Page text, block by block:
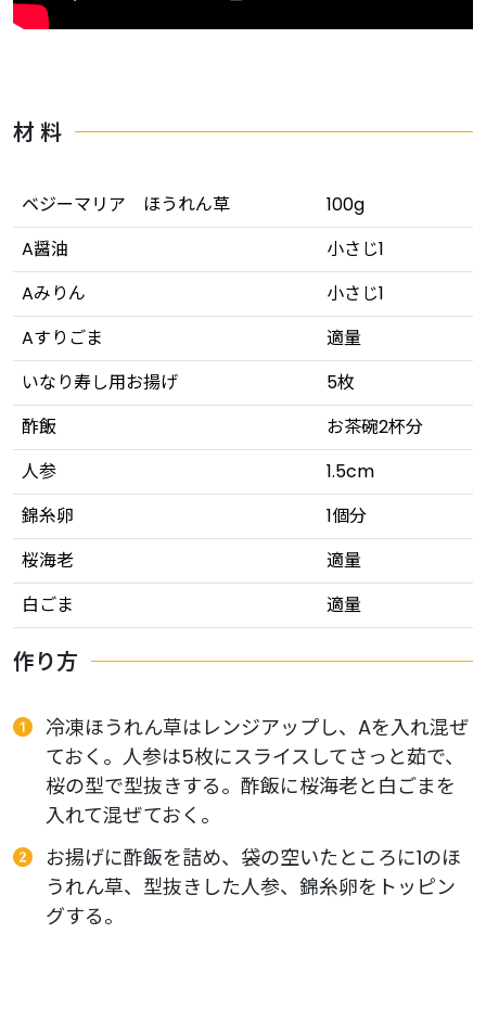
材 料
ベジーマリア ほうれん草
100g
A醤油
小さじ1
Aみりん
小さじ1
Aすりごま
適量
いなり寿し用お揚げ
5枚
酢飯
お茶碗2杯分
人参
1.5cm
錦糸卵
1個分
桜海老
適量
白ごま
適量
作り方
冷凍ほうれん草はレンジアップし、Aを入れ混ぜ
ておく。人参は5枚にスライスしてさっと茹で、
桜の型で型抜きする。酢飯に桜海老と白ごまを
入れて混ぜておく。
お揚げに酢飯を詰め、袋の空いたところに1のほ
うれん草、型抜きした人参、錦糸卵をトッピン
グする。